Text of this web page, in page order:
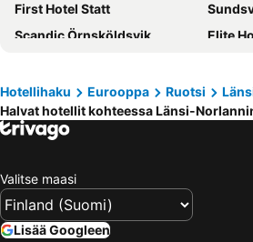
First Hotel Statt
Scandic Örnsköldsvik
Elite
Hotell Hallstaberget
Best
Scandic Sundsvall City
Hotell
Hernö Gin Hotell
Hotel Sollefteå
Nipanhotellet
Hotellihaku Eurooppa Ruotsi
Halvat hotellit kohteessa Länsi-
Valitse maasi
Lisää Googleen